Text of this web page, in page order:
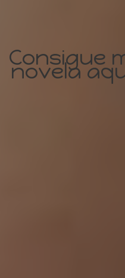
Consigue
novela